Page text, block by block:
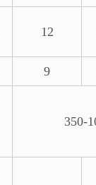
12
9
350-